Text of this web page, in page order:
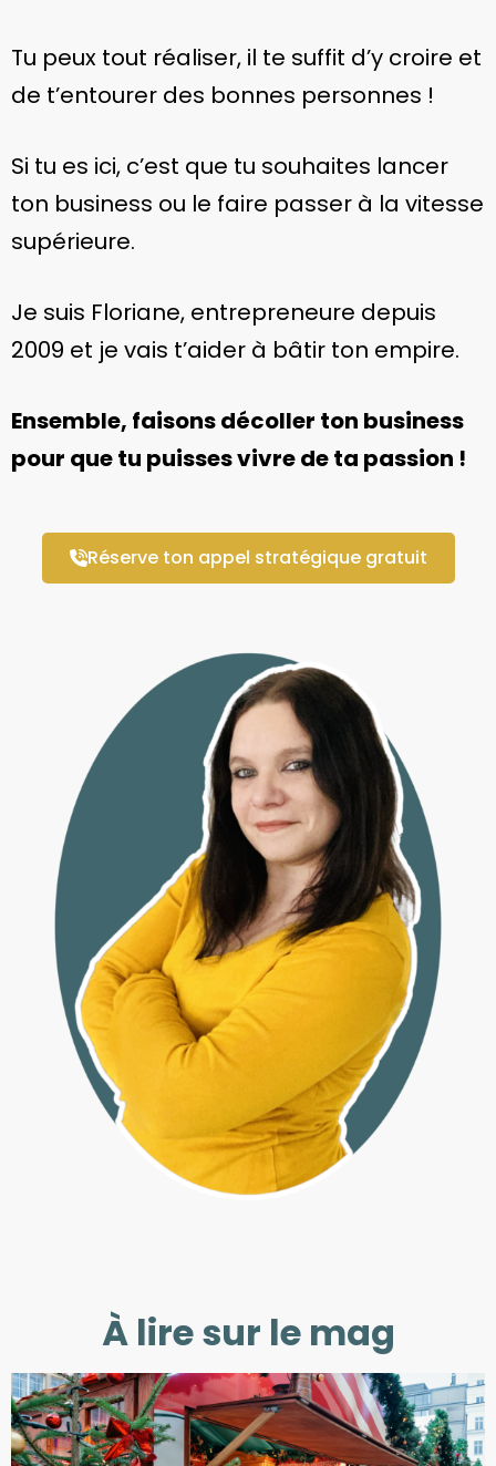
Tu peux tout réaliser, il te suffit d’y croire et
de t’entourer des bonnes personnes !
Si tu es ici, c’est que tu souhaites lancer
ton business ou le faire passer à la vitesse
supérieure.
Je suis Floriane, entrepreneure depuis
2009 et je vais t’aider à bâtir ton empire.
Ensemble, faisons décoller ton business
pour que tu puisses vivre de ta passion !
Réserve ton appel stratégique gratuit
À lire sur le mag